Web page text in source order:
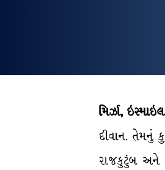
મિર્ઝા,
દીવાન. તેમનું
રાજકુટુંબ અને